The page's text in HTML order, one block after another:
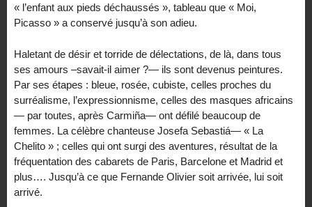
« l’enfant aux pieds déchaussés », tableau que « Moi,
Picasso » a conservé jusqu’à son adieu.
Haletant de désir et torride de délectations, de là, dans tous
ses amours –savait-il aimer ?— ils sont devenus peintures.
Par ses étapes : bleue, rosée, cubiste, celles proches du
surréalisme, l’expressionnisme, celles des masques africains
— par toutes, après Carmiña— ont défilé beaucoup de
femmes. La célèbre chanteuse Josefa Sebastiá— « La
Chelito » ; celles qui ont surgi des aventures, résultat de la
fréquentation des cabarets de Paris, Barcelone et Madrid et
plus…. Jusqu’à ce que Fernande Olivier soit arrivée, lui soit
arrivé.